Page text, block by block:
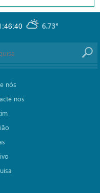
6.73°
nós
nos